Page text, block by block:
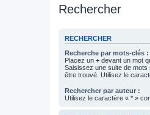
Rechercher
RECHERCHER
Recherche par mots-clés :
Placez un + devant un mot
Saisissez une suite de mots
être trouvé. Utilisez le
Rechercher par auteur :
Utilisez le caractère « * »